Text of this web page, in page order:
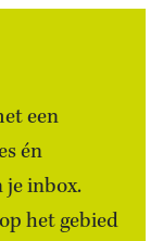
een
én
je inbox.
het gebied